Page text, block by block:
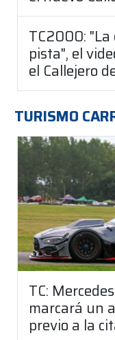
TC2000: "La
pista", el
el Callejero
TURISMO
TC:
marcará un
previo a la